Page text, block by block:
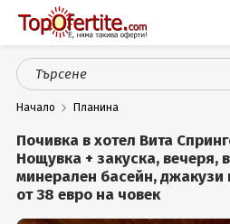
Оферти
СПА
Планина
Море
Начало Планина
Почивка в хотел Вита
Нощувка + закуска, вечеря,
минерален басейн, джакузи
от 38 евро на човек